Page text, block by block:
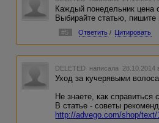
Каждый понедельник цена
Выбирайте статью, пишите
#5 Ответить / Цитировать
DELETED написала 28.10.2014
Уход за кучерявыми
Не знаете, как
В статье - советы
http://advego.com/shop/text/